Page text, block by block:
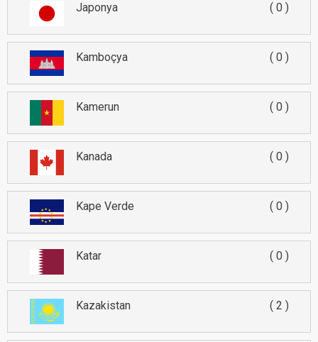
Japonya 0
Kamboçya 0
Kamerun 0
Kanada 0
Kape Verde 0
Katar 0
Kazakistan 2